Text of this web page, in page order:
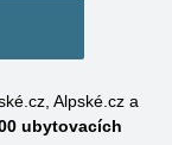
Alpské.cz a
ubytovacích